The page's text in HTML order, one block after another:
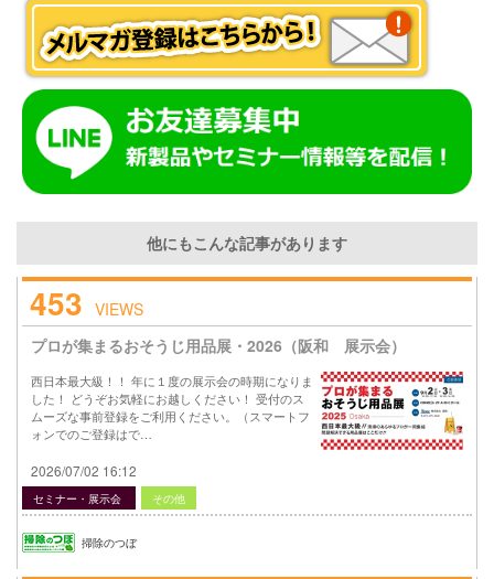
他にもこんな記事があります
453 VIEWS
プロが集まるおそうじ用品展・2026（阪和 展示会）
西日本最大級！！ 年に１度の展示会の時期になりま
した！ どうぞお気軽にお越しください！ 受付のス
ムーズな事前登録をご利用ください。（スマートフ
ォンでのご登録はで…
2026/07/02 16:12
セミナー・展示会 その他
掃除のつぼ